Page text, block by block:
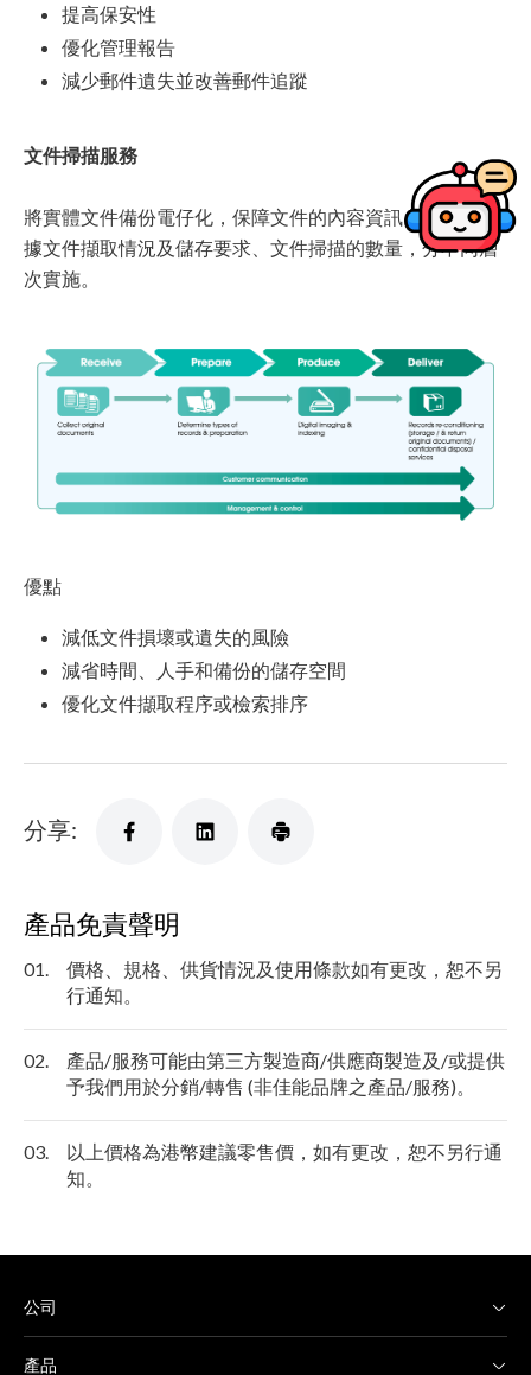
提高保安性
優化管理報告
減少郵件遺失並改善郵件追蹤
文件掃描服務
將實體文件備份電仔化，保障文件的內容資訊。服務可根
據文件擷取情況及儲存要求、文件掃描的數量，分不同層
次實施。
優點
減低文件損壞或遺失的風險
減省時間、人手和備份的儲存空間
優化文件擷取程序或檢索排序
分享:
產品免責聲明
01.
價格、規格、供貨情況及使用條款如有更改，恕不另
行通知。
02.
產品/服務可能由第三方製造商/供應商製造及/或提供
予我們用於分銷/轉售 (非佳能品牌之產品/服務)。
03.
以上價格為港幣建議零售價，如有更改，恕不另行通
知。
公司
產品